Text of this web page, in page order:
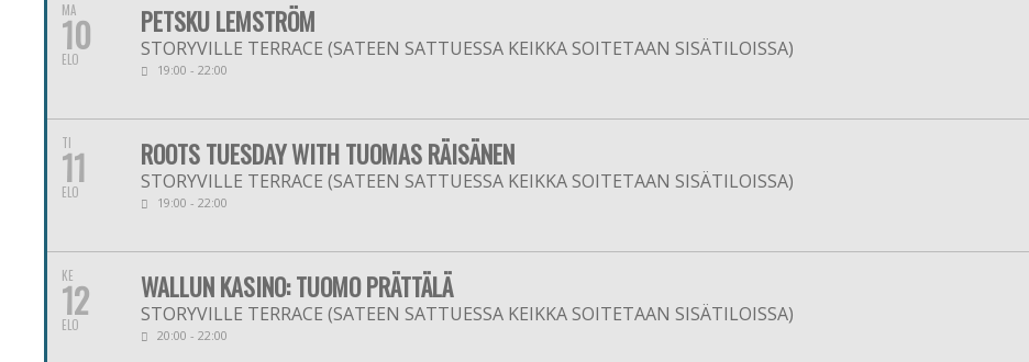
MA
10
ELO
PETSKU LEMSTRÖM
STORYVILLE TERRACE (SATEEN SATTUESSA KEIKKA SOITETAAN SISÄTILOISSA)
19:00 - 22:00
TI
11
ELO
ROOTS TUESDAY WITH TUOMAS RÄISÄNEN
STORYVILLE TERRACE (SATEEN SATTUESSA KEIKKA SOITETAAN SISÄTILOISSA)
19:00 - 22:00
KE
12
ELO
WALLUN KASINO: TUOMO PRÄTTÄLÄ
STORYVILLE TERRACE (SATEEN SATTUESSA KEIKKA SOITETAAN SISÄTILOISSA)
20:00 - 22:00